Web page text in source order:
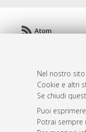
Nel nostro
Cookie e altri
Se chiudi
Puoi
Potrai sempre
Atom